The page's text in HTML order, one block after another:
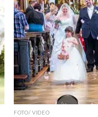
FOTO/ VIDEO